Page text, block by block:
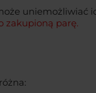
uniemożliwiać
zakupioną parę.